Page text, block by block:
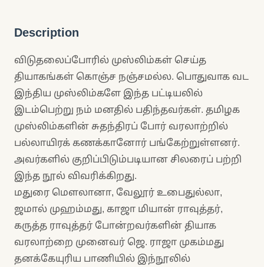
Description
விடுதலைப்போரில் முஸ்லிம்கள் செய்த
தியாகங்கள் கொஞ்ச நஞ்சமல்ல. பொதுவாக வட
இந்திய முஸ்லிம்களே இந்த பட்டியலில்
இடம்பெற்று நம் மனதில் பதிந்தவர்கள். தமிழக
முஸ்லிம்களின் சுதந்திரப் போர் வரலாற்றில்
பல்லாயிரக் கணக்கானோர் பங்கேற்றுள்ளனர்.
அவர்களில் குறிப்பிடும்படியான சிலரைப் பற்றி
இந்த நூல் விவரிக்கிறது.
மதுரை மௌலானா, வேலூர் உபைதுல்லா,
ஜமால் முஹம்மது, காஜா மியான் ராவுத்தர்,
கருத்த ராவுத்தர் போன்றவர்களின் தியாக
வரலாற்றை முனைவர் ஜெ. ராஜா முகம்மது
தனக்கேயுரிய பாணியில் இந்நூலில்